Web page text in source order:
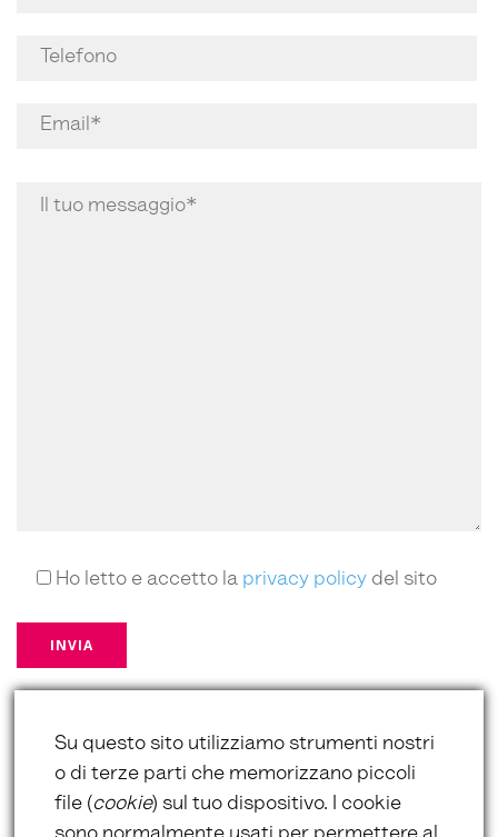
Ho letto e accetto la privacy policy del sito
Su questo sito utilizziamo strumenti nostri
o di terze parti che memorizzano piccoli
file (cookie) sul tuo dispositivo. I cookie